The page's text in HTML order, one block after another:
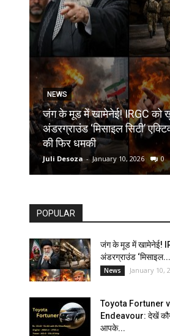
NEWS
जंग के मूड में खामेनेई! IRGC को
अंडरग्राउंड ‘मिसाइल सिटी’
की फिर धमकी
Juli Desoza - January 10, 2026 0
POPULAR
जंग के मूड में खामेनेई!
अंडरग्राउंड ‘मिसाइल...
News January 10,
Toyota Fortuner
Endeavour: देखें
आपके...